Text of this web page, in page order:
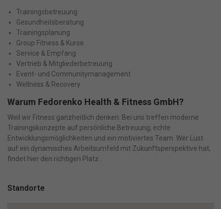
Trainingsbetreuung
Gesundheitsberatung
Trainingsplanung
Group Fitness & Kurse
Service & Empfang
Vertrieb & Mitgliederbetreuung
Event- und Communitymanagement
Wellness & Recovery
Warum Fedorenko Health & Fitness GmbH?
Weil wir Fitness ganzheitlich denken. Bei uns treffen moderne
Trainingskonzepte auf persönliche Betreuung, echte
Entwicklungsmöglichkeiten und ein motiviertes Team. Wer Lust
auf ein dynamisches Arbeitsumfeld mit Zukunftsperspektive hat,
findet hier den richtigen Platz.
Standorte
freiwilligen Diensten geben möchten, müssen Sie Ihre
Erziehungsberechtigten um Erlaubnis bitten.
Wir verwenden Cookies und andere Technologien auf unserer
Website. Einige von ihnen sind essenziell, während andere uns
helfen, diese Website und Ihre Erfahrung zu verbessern.
Personenbezogene Daten können verarbeitet werden (z. B. IP-
Adressen), z. B. für personalisierte Anzeigen und Inhalte oder
Anzeigen- und Inhaltsmessung. Weitere Informationen über die
Verwendung Ihrer Daten finden Sie in unserer
individueller Einstellungen möglicherweise nicht alle Funktionen
der Website zur Verfügung stehen.
Hier finden Sie eine Übersicht über alle verwendeten Cookies. Sie
können Ihre Einwilligung zu ganzen Kategorien geben oder sich
weitere Informationen anzeigen lassen und so nur bestimmte
Cookies auswählen.